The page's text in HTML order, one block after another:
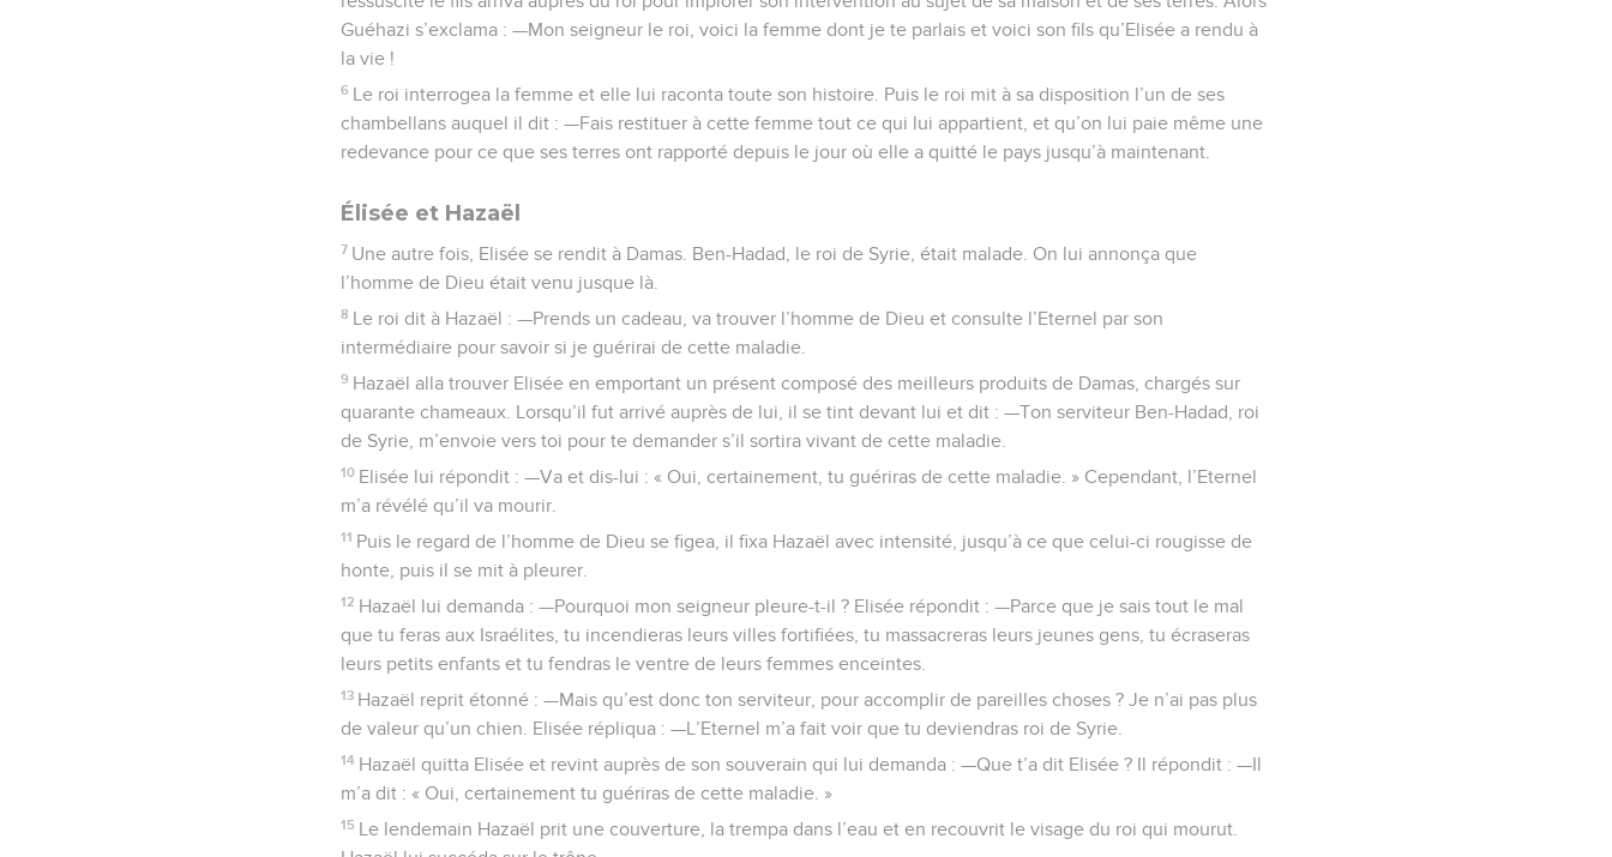
Guéhazi s’exclama : —Mon seigneur le roi, voici la femme dont je te parlais et voici son fils qu’Elisée a rendu à
la vie !
6 Le roi interrogea la femme et elle lui raconta toute son histoire. Puis le roi mit à sa disposition l’un de ses
chambellans auquel il dit : —Fais restituer à cette femme tout ce qui lui appartient, et qu’on lui paie même une
redevance pour ce que ses terres ont rapporté depuis le jour où elle a quitté le pays jusqu’à maintenant.
Élisée et Hazaël
7 Une autre fois, Elisée se rendit à Damas. Ben-Hadad, le roi de Syrie, était malade. On lui annonça que
l’homme de Dieu était venu jusque là.
8 Le roi dit à Hazaël : —Prends un cadeau, va trouver l’homme de Dieu et consulte l’Eternel par son
intermédiaire pour savoir si je guérirai de cette maladie.
9 Hazaël alla trouver Elisée en emportant un présent composé des meilleurs produits de Damas, chargés sur
quarante chameaux. Lorsqu’il fut arrivé auprès de lui, il se tint devant lui et dit : —Ton serviteur Ben-Hadad, roi
de Syrie, m’envoie vers toi pour te demander s’il sortira vivant de cette maladie.
10 Elisée lui répondit : —Va et dis-lui : « Oui, certainement, tu guériras de cette maladie. » Cependant, l’Eternel
m’a révélé qu’il va mourir.
11 Puis le regard de l’homme de Dieu se figea, il fixa Hazaël avec intensité, jusqu’à ce que celui-ci rougisse de
honte, puis il se mit à pleurer.
12 Hazaël lui demanda : —Pourquoi mon seigneur pleure-t-il ? Elisée répondit : —Parce que je sais tout le mal
que tu feras aux Israélites, tu incendieras leurs villes fortifiées, tu massacreras leurs jeunes gens, tu écraseras
leurs petits enfants et tu fendras le ventre de leurs femmes enceintes.
13 Hazaël reprit étonné : —Mais qu’est donc ton serviteur, pour accomplir de pareilles choses ? Je n’ai pas plus
de valeur qu’un chien. Elisée répliqua : —L’Eternel m’a fait voir que tu deviendras roi de Syrie.
14 Hazaël quitta Elisée et revint auprès de son souverain qui lui demanda : —Que t’a dit Elisée ? Il répondit : —Il
m’a dit : « Oui, certainement tu guériras de cette maladie. »
15 Le lendemain Hazaël prit une couverture, la trempa dans l’eau et en recouvrit le visage du roi qui mourut.